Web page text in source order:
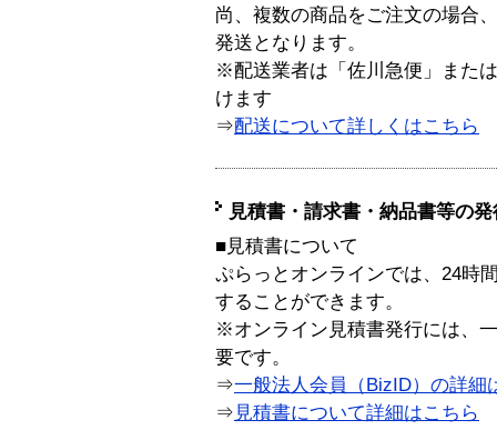
尚、複数の商品をご注文の場合
発送となります。
※配送業者は「佐川急便」また
けます
⇒配送について詳しくはこちら
見積書・請求書・納品書等の
■見積書について
ぷらっとオンラインでは、24時
することができます。
※オンライン見積書発行には、
要です。
⇒一般法人会員（BizID）の詳細
⇒ 見積書について詳細はこちら